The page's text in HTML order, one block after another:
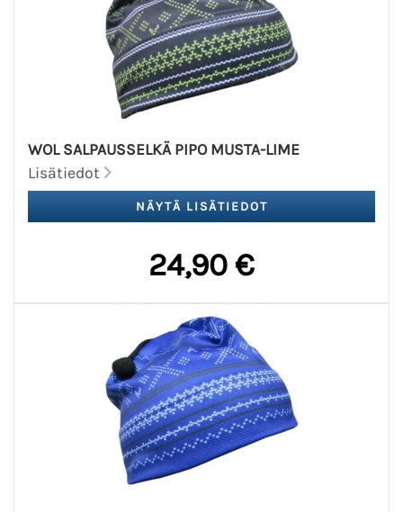
WOL SALPAUSSELKÄ PIPO MUSTA-LIME
Lisätiedot
24,90 €